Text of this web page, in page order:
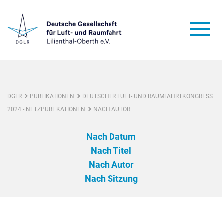
DGLR PUBLIKATIONEN
DEUTSCHER LUFT- UND RAUMFAHRTKONGRESS
2024 - NETZPUBLIKATIONEN
NACH AUTOR
Nach Datum
Nach Titel
Nach Autor
Nach Sitzung